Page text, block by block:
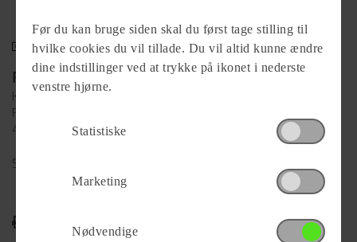
Forhandler
Køge MC
Falkevej 38
4600 Køge
Se alle
Før du kan bruge siden skal du først tage stilling til
hvilke cookies du vil tillade. Du vil altid kunne ændre
dine indstillinger ved at trykke på ikonet i nederste
venstre hjørne.
Statistiske
Marketing
Nødvendige